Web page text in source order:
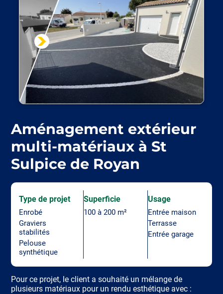
Aménagement extérieur
multi-matériaux à St
Sulpice de Royan
Type de projet
Enrobé
Graviers
stabilités
Pelouse
synthétique
Superficie
100 à 200 m²
Usage
Entrée maison
Terrasse
Entrée garage
Pour ce projet, le client a souhaité un mélange de
plusieurs matériaux pour un rendu esthétique avec :